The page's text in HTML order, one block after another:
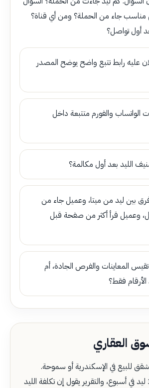
مناسب جاء من الحملة؟ ومن أي قناة؟
أول تواصل؟
عليه رابط تتبع واضح يوضح المصدر
والفورم متتبعة داخل
الليد بعد أول مكالمة؟
بين ليد من ميتا، وعميل جاء من
وعميل قرأ أكثر من صفحة قبل
تقيس المعاينات والفرص الجادة، أم
فقط؟
العقاري
للبيع في الإسكندرية أو سموحة.
الحملة جلبت 300 ليد في أسبوع، والتقرير يقول إن تكلفة الليد